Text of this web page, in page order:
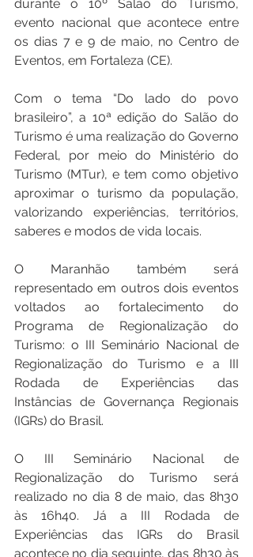
durante o 10º Salão do Turismo,
evento nacional que acontece entre
os dias 7 e 9 de maio, no Centro de
Eventos, em Fortaleza (CE).
Com o tema “Do lado do povo
brasileiro”, a 10ª edição do Salão do
Turismo é uma realização do Governo
Federal, por meio do Ministério do
Turismo (MTur), e tem como objetivo
aproximar o turismo da população,
valorizando experiências, territórios,
saberes e modos de vida locais.
O Maranhão também será
representado em outros dois eventos
voltados ao fortalecimento do
Programa de Regionalização do
Turismo: o III Seminário Nacional de
Regionalização do Turismo e a III
Rodada de Experiências das
Instâncias de Governança Regionais
(IGRs) do Brasil.
O III Seminário Nacional de
Regionalização do Turismo será
realizado no dia 8 de maio, das 8h30
às 16h40. Já a III Rodada de
Experiências das IGRs do Brasil
acontece no dia seguinte, das 8h30 às